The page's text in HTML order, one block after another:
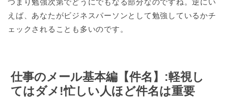
えば、あなたがビジネスパーソンとして勉強しているかチ
ェックされることも多いのです。
仕事のメール基本編【件名】:軽視し
てはダメ!忙しい人ほど件名は重要